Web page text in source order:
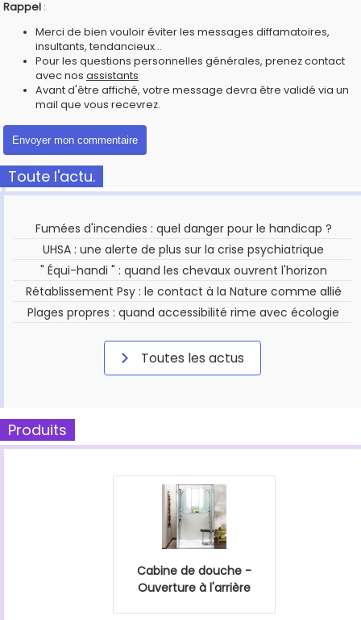
Rappel :
Merci de bien vouloir éviter les messages diffamatoires,
insultants, tendancieux...
Pour les questions personnelles générales, prenez contact
avec nos assistants
Avant d'être affiché, votre message devra être validé via un
mail que vous recevrez.
Toute l'actu.
Fumées d'incendies : quel danger pour le handicap ?
UHSA : une alerte de plus sur la crise psychiatrique
" Équi-handi " : quand les chevaux ouvrent l'horizon
Rétablissement Psy : le contact à la Nature comme allié
Plages propres : quand accessibilité rime avec écologie
Toutes les actus
Produits
Cabine de douche -
Ouverture à l'arrière